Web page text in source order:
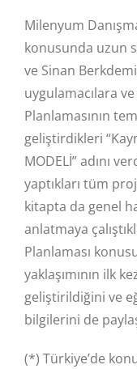
Milenyum
konusunda uzun
ve Sinan
uygulamacılara
Planlamasının
geliştirdikleri
MODELİ” adını
yaptıkları tüm
kitapta da genel
anlatmaya
Planlaması
yaklaşımının ilk
geliştirildiğini ve
bilgilerini de
(*) Türkiye’de